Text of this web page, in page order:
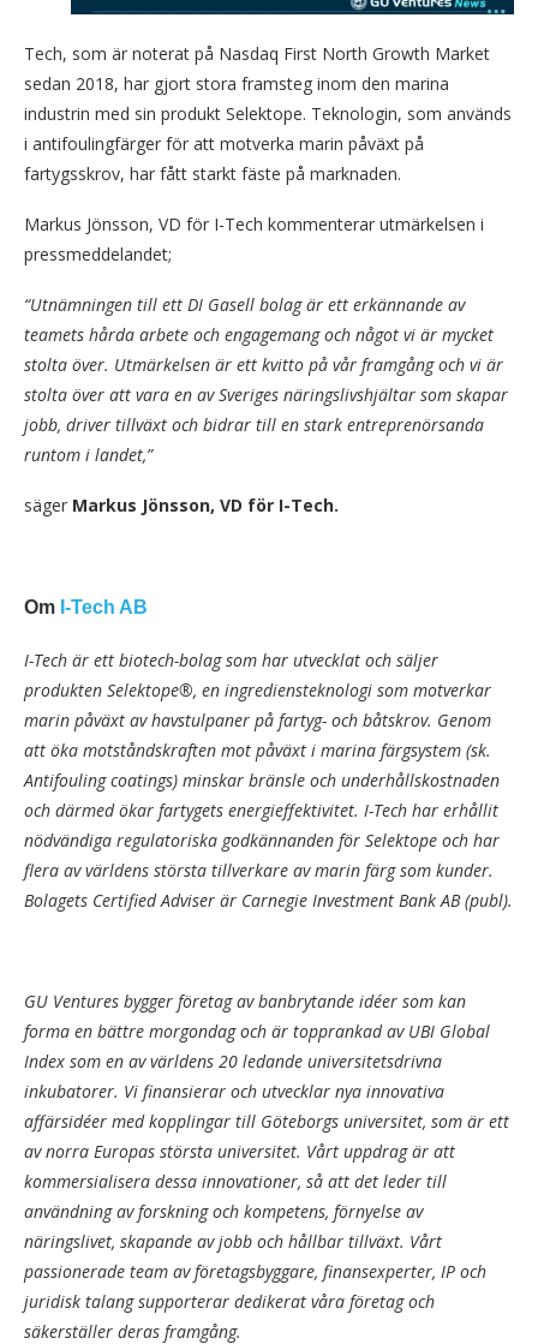
Tech, som är noterat på Nasdaq First North Growth Market
sedan 2018, har gjort stora framsteg inom den marina
industrin med sin produkt Selektope. Teknologin, som används
i antifoulingfärger för att motverka marin påväxt på
fartygsskrov, har fått starkt fäste på marknaden.
Markus Jönsson, VD för I-Tech kommenterar utmärkelsen i
pressmeddelandet;
“Utnämningen till ett DI Gasell bolag är ett erkännande av
teamets hårda arbete och engagemang och något vi är mycket
stolta över. Utmärkelsen är ett kvitto på vår framgång och vi är
stolta över att vara en av Sveriges näringslivshjältar som skapar
jobb, driver tillväxt och bidrar till en stark entreprenörsanda
runtom i landet,”
säger Markus Jönsson, VD för I-Tech.
Om I-Tech AB
I-Tech är ett biotech-bolag som har utvecklat och säljer
produkten Selektope®, en ingrediensteknologi som motverkar
marin påväxt av havstulpaner på fartyg- och båtskrov. Genom
att öka motståndskraften mot påväxt i marina färgsystem (sk.
Antifouling coatings) minskar bränsle och underhållskostnaden
och därmed ökar fartygets energieffektivitet. I-Tech har erhållit
nödvändiga regulatoriska godkännanden för Selektope och har
flera av världens största tillverkare av marin färg som kunder.
Bolagets Certified Adviser är Carnegie Investment Bank AB (publ).
GU Ventures bygger företag av banbrytande idéer som kan
forma en bättre morgondag och är topprankad av UBI Global
Index som en av världens 20 ledande universitetsdrivna
inkubatorer. Vi finansierar och utvecklar nya innovativa
affärsidéer med kopplingar till Göteborgs universitet, som är ett
av norra Europas största universitet. Vårt uppdrag är att
kommersialisera dessa innovationer, så att det leder till
användning av forskning och kompetens, förnyelse av
näringslivet, skapande av jobb och hållbar tillväxt. Vårt
passionerade team av företagsbyggare, finansexperter, IP och
juridisk talang supporterar dedikerat våra företag och
säkerställer deras framgång.